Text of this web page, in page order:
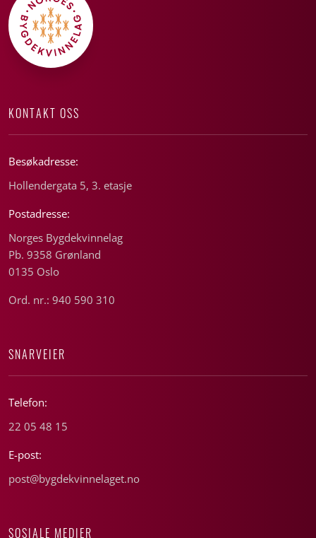
KONTAKT OSS
Besøkadresse:
Hollendergata 5, 3. etasje
Postadresse:
Norges Bygdekvinnelag
Pb. 9358 Grønland
0135 Oslo
Ord. nr.: 940 590 310
SNARVEIER
Telefon:
22 05 48 15
E-post:
post@bygdekvinnelaget.no
SOSIALE MEDIER